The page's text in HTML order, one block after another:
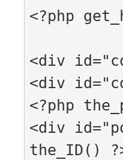
<?php
<div
<div
<?php
<div
the_ID()